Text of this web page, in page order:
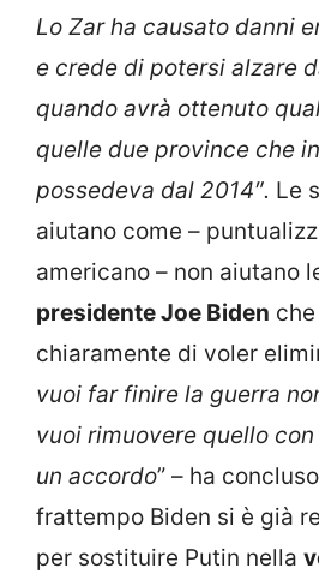
Lo Zar ha causato danni
e crede di potersi alzare
quando avrà ottenuto
quelle due province che
possedeva dal 2014″. Le
aiutano come –
americano – non aiutano
presidente Joe Biden
chiaramente di voler
vuoi far finire la guerra
vuoi rimuovere quello
un accordo” – ha
frattempo Biden si è già
per sostituire Putin nella